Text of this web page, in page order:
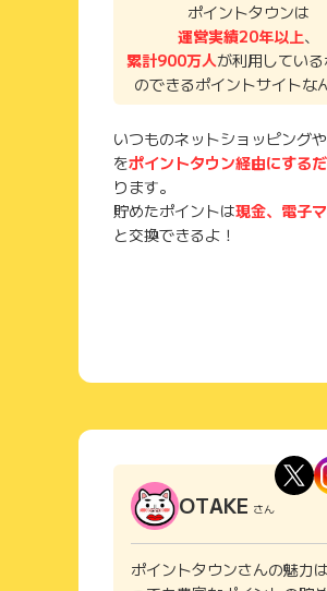
ポイントタウンは
運営実績20年以上、
累計900万人が利用してい
のできるポイントサイトな
いつものネットショッピング
をポイントタウン経由にする
ります。
貯めたポイントは現金、電子
と交換できるよ！
OTAKE さん
ポイントタウンさんの魅力